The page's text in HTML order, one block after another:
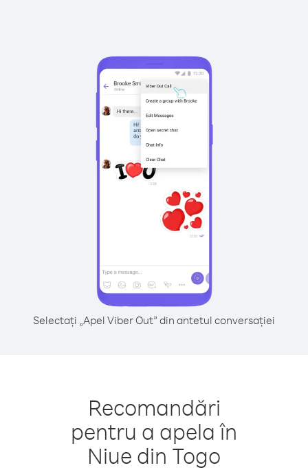
Selectați „Apel Viber Out” din antetul conversației
Recomandări
pentru a apela în
Niue din Togo